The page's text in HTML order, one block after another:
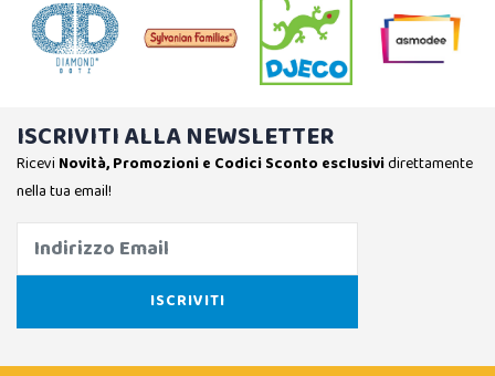
ISCRIVITI ALLA NEWSLETTER
Ricevi Novità, Promozioni e Codici Sconto esclusividirettamente
nella tua email!